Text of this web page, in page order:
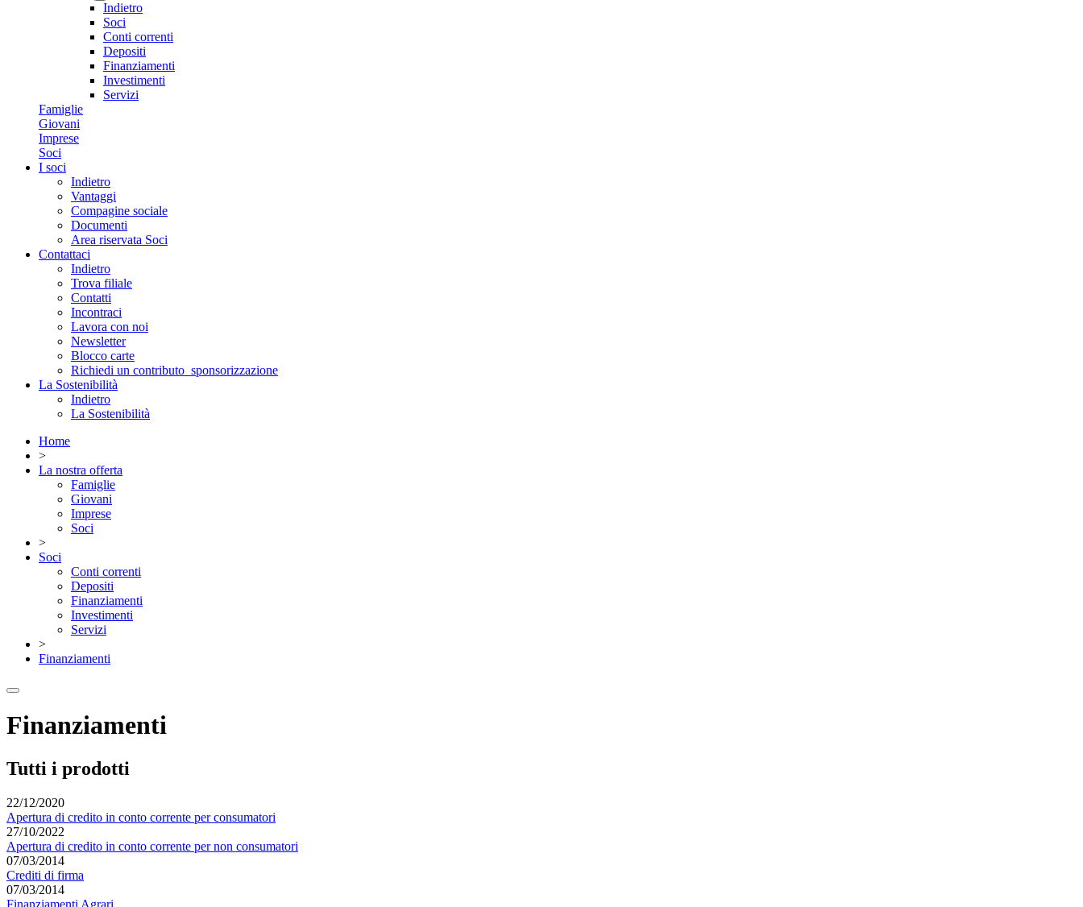
Indietro
Soci
Conti correnti
Depositi
Finanziamenti
Investimenti
Servizi
Famiglie
Giovani
Imprese
Soci
I soci
Indietro
Vantaggi
Compagine sociale
Documenti
Area riservata Soci
Contattaci
Indietro
Trova filiale
Contatti
Incontraci
Lavora con noi
Newsletter
Blocco carte
Richiedi un contributo_sponsorizzazione
La Sostenibilità
Indietro
La Sostenibilità
Home
>
La nostra offerta
Famiglie
Giovani
Imprese
Soci
>
Soci
Conti correnti
Depositi
Finanziamenti
Investimenti
Servizi
>
Finanziamenti
Finanziamenti
Tutti i prodotti
22/12/2020
Apertura di credito in conto corrente per consumatori
27/10/2022
Apertura di credito in conto corrente per non consumatori
07/03/2014
Crediti di firma
07/03/2014
Finanziamenti Agrari